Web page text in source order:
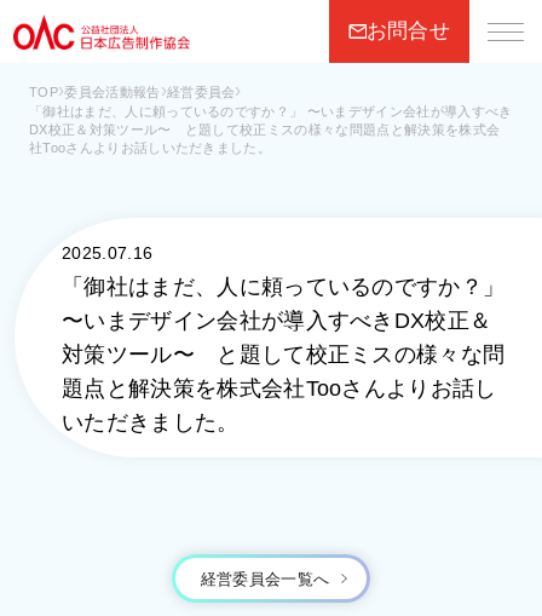
OACについて
お知らせ
入会のご案内
お問合せ
TOP›委員会活動報告 ›経営委員会›
「御社はまだ、人に頼っているのですか？」 〜いまデザイン会社が導入すべき
DX校正＆対策ツール〜 と題して校正ミスの様々な問題点と解決策を株式会
社Tooさんよりお話しいただきました。
2025.07.16
「御社はまだ、人に頼っているのですか？」
〜いまデザイン会社が導入すべきDX校正＆
対策ツール〜 と題して校正ミスの様々な問
題点と解決策を株式会社Tooさんよりお話し
いただきました。
経営委員会一覧へ